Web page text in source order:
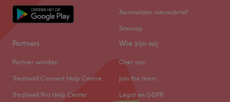
Aanmelden nieuwsbrief
Sitemap
Partners
Partner worden
Treatwell Connect Help Centre
Treatwell Pro Help Center
Wie zijn wij
Over ons
Join the team
Legal en GDPR